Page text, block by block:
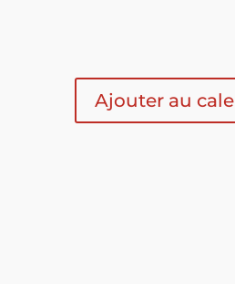
Ajouter au